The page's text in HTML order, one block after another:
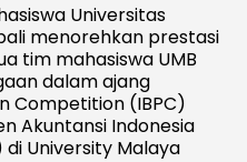
Universitas
menorehkan prestasi
tim mahasiswa UMB
dalam ajang
Competition (IBPC)
Akuntansi Indonesia
University Malaya